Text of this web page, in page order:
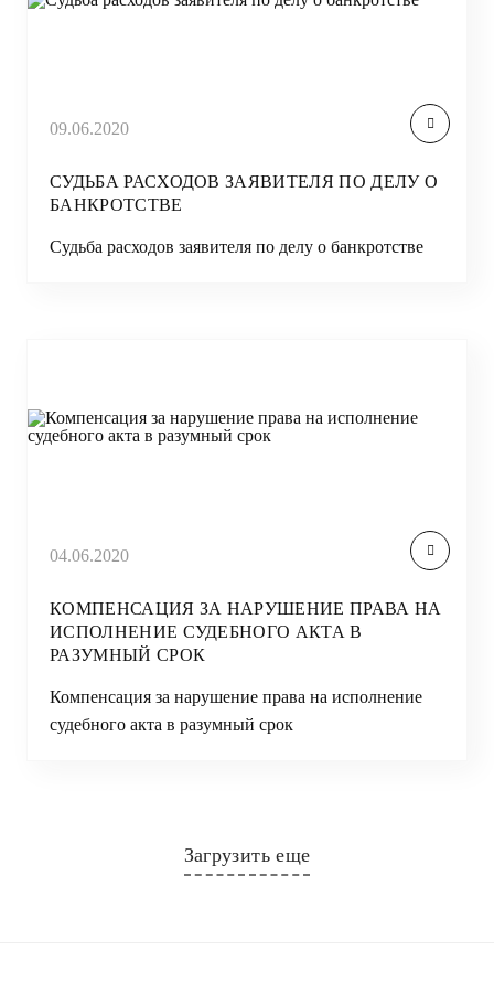
09.06.2020
СУДЬБА РАСХОДОВ ЗАЯВИТЕЛЯ ПО ДЕЛУ О
БАНКРОТСТВЕ
Судьба расходов заявителя по делу о банкротстве
04.06.2020
КОМПЕНСАЦИЯ ЗА НАРУШЕНИЕ ПРАВА НА
ИСПОЛНЕНИЕ СУДЕБНОГО АКТА В
РАЗУМНЫЙ СРОК
Компенсация за нарушение права на исполнение
судебного акта в разумный срок
Загрузить еще